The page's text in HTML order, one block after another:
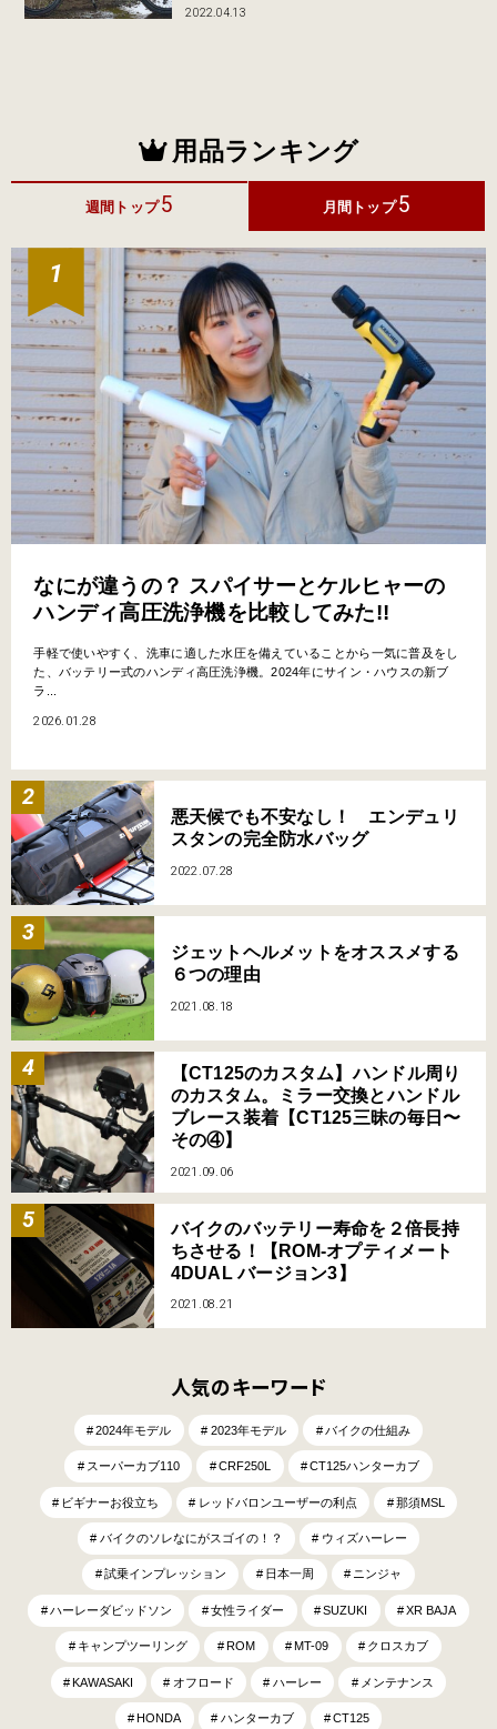
2022.04.13
用品ランキング
週間トップ5 月間トップ 5
なにが違うの？ スパイサーとケルヒャーの
ハンディ高圧洗浄機を比較してみた!!
手軽で使いやすく、洗車に適した水圧を備えていることから一気に普及をし
た、バッテリー式のハンディ高圧洗浄機。2024年にサイン・ハウスの新ブ
ラ...
2026.01.28
悪天候でも不安なし！ エンデュリ
スタンの完全防水バッグ
2022.07.28
ジェットヘルメットをオススメする
６つの理由
2021.08.18
【CT125のカスタム】ハンドル周り
のカスタム。ミラー交換とハンドル
ブレース装着【CT125三昧の毎日〜
その④】
2021.09.06
バイクのバッテリー寿命を２倍長持
ちさせる！【ROM-オプティメート
4DUAL バージョン3】
2021.08.21
人気のキーワード
2024年モデル 2023年モデル バイクの仕組み
スーパーカブ110 CRF250L CT125ハンターカブ
ビギナーお役立ち レッドバロンユーザーの利点 那須MSL
バイクのソレなにがスゴイの！？ ウィズハーレー
試乗インプレッション 日本一周 ニンジャ
ハーレーダビッドソン 女性ライダー SUZUKI XR BAJA
キャンプツーリング ROM MT-09 クロスカブ
KAWASAKI オフロード ハーレー メンテナンス
HONDA ハンターカブ CT125